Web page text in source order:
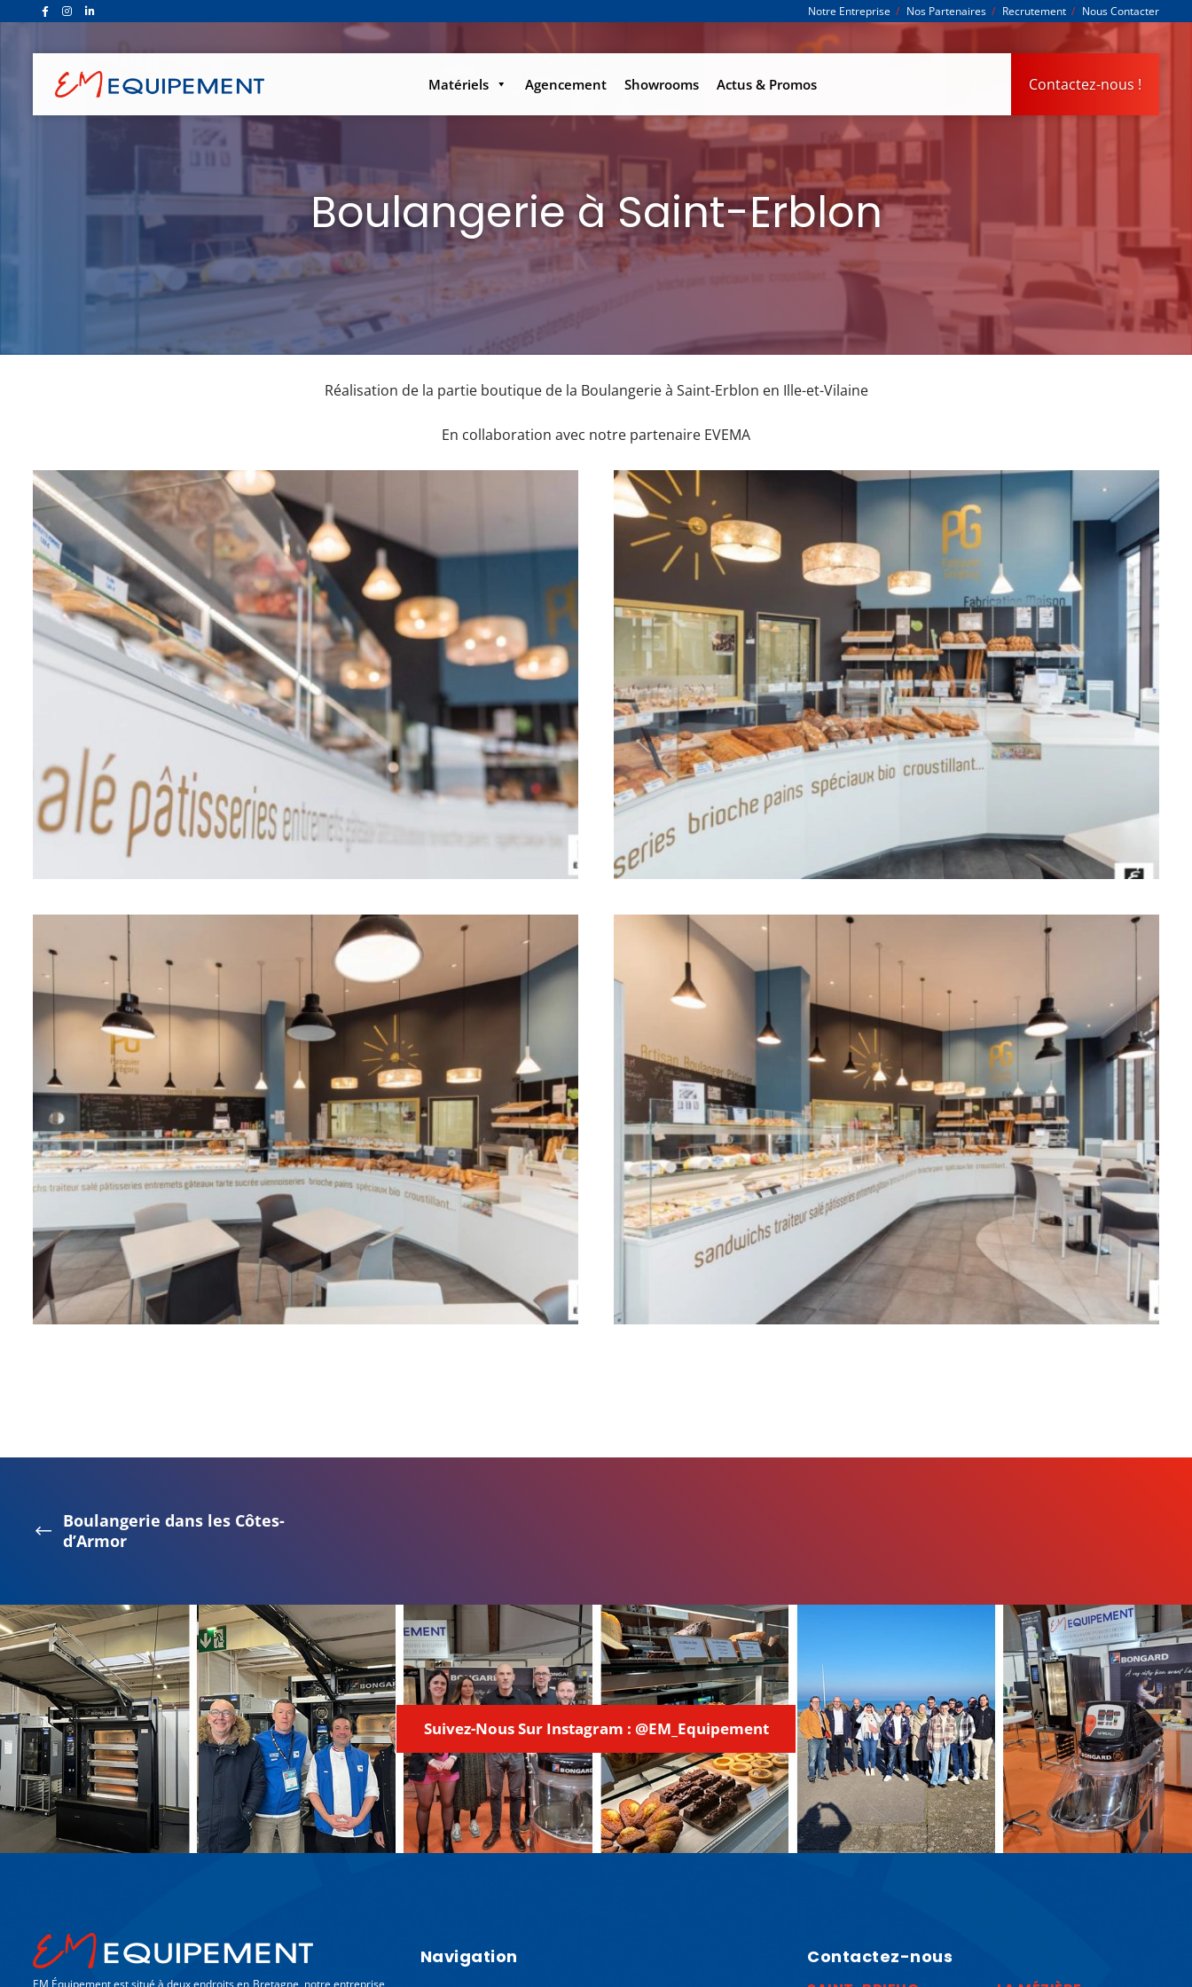
Notre Entreprise Nos Partenaires Recrutement Nous Contacter
Contactez-nous !
Matériels Agencement Showrooms Actus & Promos
Boulangerie à Saint-Erblon
Réalisation de la partie boutique de la Boulangerie à Saint-Erblon en Ille-et-Vilaine
En collaboration avec notre partenaire EVEMA
Boulangerie dans les Côtes-
d’Armor
Suivez-Nous Sur Instagram : @EM_Equipement
EM Équipement est situé à deux endroits en Bretagne, notre entreprise
Navigation Contactez-nous